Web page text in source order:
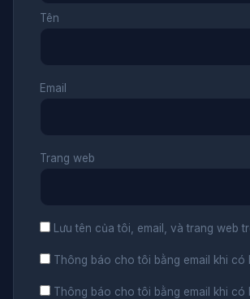
Tên
Email
Trang web
Lưu tên của tôi, email, và trang web
Thông báo cho tôi bằng email khi có
Thông báo cho tôi bằng email khi có